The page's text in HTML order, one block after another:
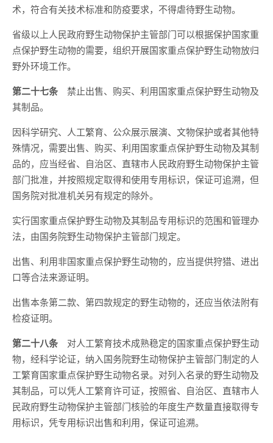
术，符合有关技术标准和防疫要求，不得虐待野生动物。
省级以上人民政府野生动物保护主管部门可以根据保护国家重
点保护野生动物的需要，组织开展国家重点保护野生动物放归
野外环境工作。
第二十七条 禁止出售、购买、利用国家重点保护野生动物及
其制品。
因科学研究、人工繁育、公众展示展演、文物保护或者其他特
殊情况，需要出售、购买、利用国家重点保护野生动物及其制
品的，应当经省、自治区、直辖市人民政府野生动物保护主管
部门批准，并按照规定取得和使用专用标识，保证可追溯，但
国务院对批准机关另有规定的除外。
实行国家重点保护野生动物及其制品专用标识的范围和管理办
法，由国务院野生动物保护主管部门规定。
出售、利用非国家重点保护野生动物的，应当提供狩猎、进出
口等合法来源证明。
出售本条第二款、第四款规定的野生动物的，还应当依法附有
检疫证明。
第二十八条 对人工繁育技术成熟稳定的国家重点保护野生动
物，经科学论证，纳入国务院野生动物保护主管部门制定的人
工繁育国家重点保护野生动物名录。对列入名录的野生动物及
其制品，可以凭人工繁育许可证，按照省、自治区、直辖市人
民政府野生动物保护主管部门核验的年度生产数量直接取得专
用标识，凭专用标识出售和利用，保证可追溯。